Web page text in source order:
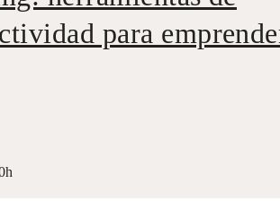
para